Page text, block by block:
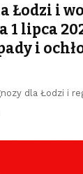
Łodzi i
1 lipca
i
dla Łodzi i